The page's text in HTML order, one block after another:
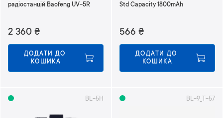
радіостанцій Baofeng UV-5R
2 360 ₴
ДОДАТИ ДО
КОШИКА
Std Capacity 1800mAh
566 ₴
ДОДАТИ ДО
КОШИКА
BL-5H BL-9_T-57